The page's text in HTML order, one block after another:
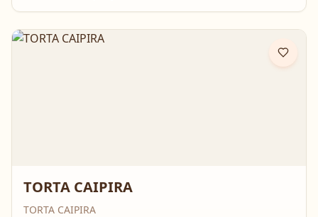
TORTA CAIPIRA
TORTA CAIPIRA